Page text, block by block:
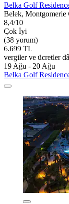
Belka Golf
Belek, Montgomerie
8,4/10
Çok İyi
(38 yorum)
6.699 TL
vergiler ve ücretler
19 Ağu - 20 Ağu
Belka Golf